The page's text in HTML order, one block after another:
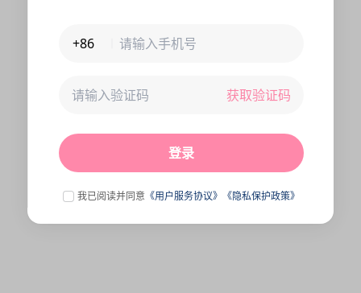
+86
获取验证码
登录
我已阅读并同意 《用户服务协议》 《隐私保护政策》
未连接到服务器,刷新一下试试